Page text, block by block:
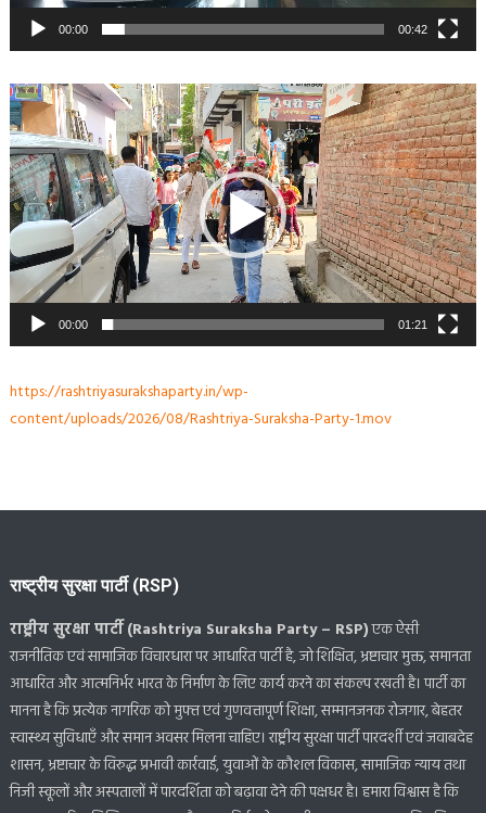
00:00 00:42
Video
Player
00:00 01:21
https://rashtriyasurakshaparty.in/wp-
content/uploads/2026/08/Rashtriya-Suraksha-Party-1.mov
राष्ट्रीय सुरक्षा पार्टी (RSP)
राष्ट्रीय सुरक्षा पार्टी (Rashtriya Suraksha Party – RSP)एक ऐसी
राजनीतिक एवं सामाजिक विचारधारा पर आधारित पार्टी है, जो शिक्षित, भ्रष्टाचार मुक्त, समानता
आधारित और आत्मनिर्भर भारत के निर्माण के लिए कार्य करने का संकल्प रखती है। पार्टी का
मानना है कि प्रत्येक नागरिक को मुफ्त एवं गुणवत्तापूर्ण शिक्षा, सम्मानजनक रोजगार, बेहतर
स्वास्थ्य सुविधाएँ और समान अवसर मिलना चाहिए। राष्ट्रीय सुरक्षा पार्टी पारदर्शी एवं जवाबदेह
शासन, भ्रष्टाचार के विरुद्ध प्रभावी कार्रवाई, युवाओं के कौशल विकास, सामाजिक न्याय तथा
निजी स्कूलों और अस्पतालों में पारदर्शिता को बढ़ावा देने की पक्षधर है। हमारा विश्वास है कि